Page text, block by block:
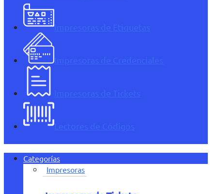
Impresoras de Etiquetas
Impresoras de Credenciales
Impresoras de Tickets
Lectores de Códigos
Categorías
Impresoras